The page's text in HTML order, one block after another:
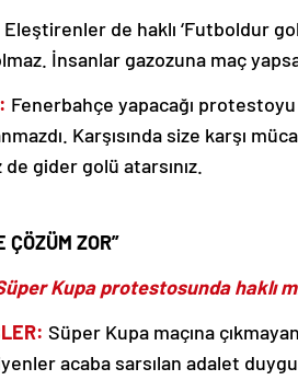
Eleştirenler de haklı ‘Futboldur
İnsanlar gazozuna maç
Fenerbahçe yapacağı
Karşısında size karşı
de gider golü atarsınız.
ÇÖZÜM ZOR”
Kupa protestosunda haklı
Süper Kupa maçına
acaba sarsılan adalet